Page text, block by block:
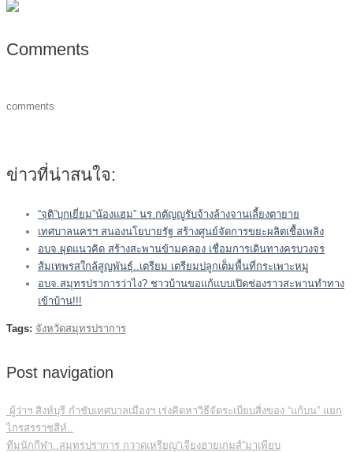
Comments
comments
ข่าวที่น่าสนใจ:
“จุติ”บุกเยี่ยม”น้องแฮม” นร.กตัญญูรับจ้างล้างจานเลี้ยงตายาย
เทศบาลนครฯ สนองนโยบายรัฐ สร้างศูนย์จัดการขยะผลิตเชื้อเพลิง
อบจ.ผุดแนวคิด สร้างสะพานข้ามคลอง เชื่อมการเดินทางครบวงจร
ส้มเทพรสใกล้สูญพันธุ์..เตรียม เตรียมปลูกเต็มพื้นที่กระเพาะหมู
อบจ.สมุทรปราการว่าไง? ชาวบ้านขอแก้แบบเปิดช่องราวสะพานทำทาง
เข้าบ้าน!!!
Tags: จังหวัดสมุทรปราการ
Post navigation
ผู้ว่าฯ สิงห์บุรี กำชับเทศบาลเมืองฯ เร่งคิดหาวิธีจัดระเบียบสิ่งของ “แก้บน” แยก
ไกรสรราชสีห์..
ทีมนักกีฬา..สมุทรปราการ กวาดเหรียญ“เจียงฮายเกมส์”มาเพียบ